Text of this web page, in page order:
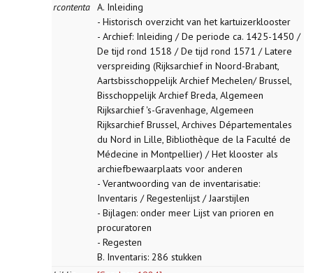
rcontenta A. Inleiding
- Historisch overzicht van het kartuizerklooster
- Archief: Inleiding / De periode ca. 1425-1450 /
De tijd rond 1518 / De tijd rond 1571 / Latere
verspreiding (Rijksarchief in Noord-Brabant,
Aartsbisschoppelijk Archief Mechelen/ Brussel,
Bisschoppelijk Archief Breda, Algemeen
Rijksarchief 's-Gravenhage, Algemeen
Rijksarchief Brussel, Archives Départementales
du Nord in Lille, Bibliothèque de la Faculté de
Médecine in Montpellier) / Het klooster als
archiefbewaarplaats voor anderen
- Verantwoording van de inventarisatie:
Inventaris / Regestenlijst / Jaarstijlen
- Bijlagen: onder meer Lijst van prioren en
procuratoren
- Regesten
B. Inventaris: 286 stukken